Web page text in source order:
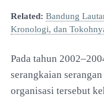
Related: Bandung
Kronologi, dan
Pada tahun
serangkaian
organisasi tersebut